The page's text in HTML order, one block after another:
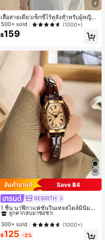
4
เสื้อสายเดี่ยวเซ็กซี่ไร้หลังสำหรับผู้หญิง
พร้อมบราแบบมีฟองน้ำ, เสื้อกล้ามแขน
กุด, เสื้อลำลองสีดำสำหรับฤดูร้อน
500+ sold (1000+)
฿159
Save ฿4
REBIRTH
1 ชิ้น นาฬิกาแฟชั่นวินเทจสไตล์มินิมอล
เลขโรมันสำหรับผู้หญิง เหมาะสำหรับก
ารตกแต่งประจำวัน
#1 ขายดี
ลูกค้ากลับมาซื้อซ้ำ!
#1 ขายดี
ลูกค้ากลับมาซื้อซ้ำ!
#1 ขายดี
ลูกค้ากลับมาซื้อซ้ำ!
#1 ขายดี
300+ sold (1000+)
฿125 -3%